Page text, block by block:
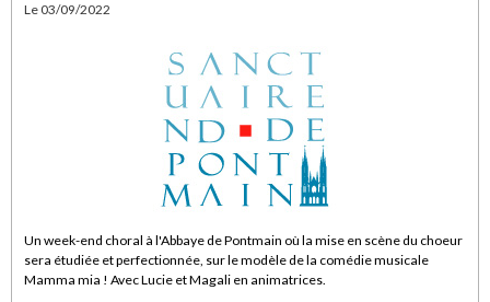
Le 03/09/2022
Un week-end choral à l'Abbaye de Pontmain où la mise en scène du choeur
sera étudiée et perfectionnée, sur le modèle de la comédie musicale
Mamma mia ! Avec Lucie et Magali en animatrices.